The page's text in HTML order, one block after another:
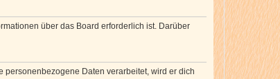
über das Board erforderlich ist. Darüber
personenbezogene Daten verarbeitet, wird er dich